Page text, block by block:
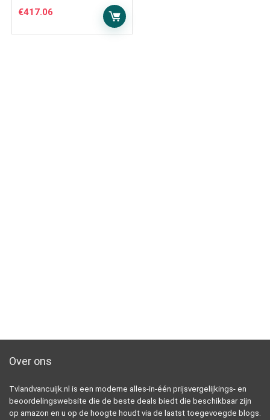
€417.06
Over ons
Tvlandvancuijk.nl is een moderne alles-in-één prijsvergelijkings- en
beoordelingswebsite die de beste deals biedt die beschikbaar zijn
op amazon en u op de hoogte houdt via de laatst toegevoegde blogs.